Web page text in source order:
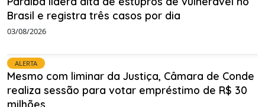
Brasil e registra três casos por dia
03/08/2026
ALERTA
Mesmo com liminar da Justiça, Câmara de Conde
realiza sessão para votar empréstimo de R$ 30
milhões